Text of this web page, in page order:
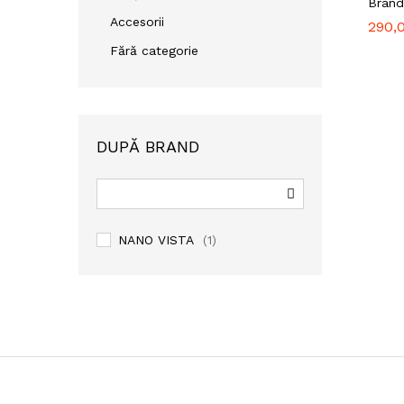
Accesorii
Fără categorie
DUPĂ BRAND
NANO VISTA (1)